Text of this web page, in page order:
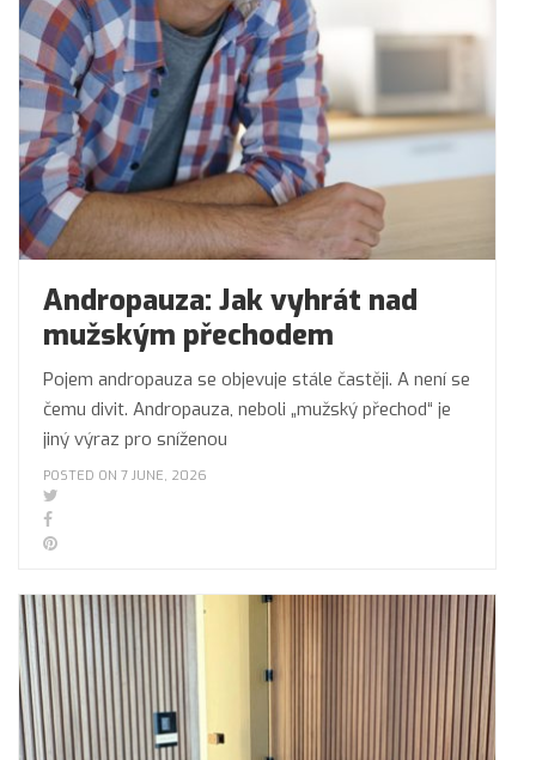
Andropauza: Jak vyhrát nad
mužským přechodem
Pojem andropauza se objevuje stále častěji. A není se
čemu divit. Andropauza, neboli „mužský přechod“ je
jiný výraz pro sníženou
POSTED ON 7 JUNE, 2026